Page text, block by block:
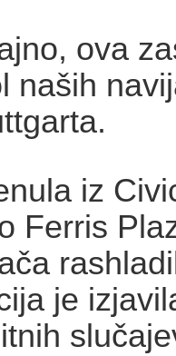
ova
naših
iz
Ferris
je